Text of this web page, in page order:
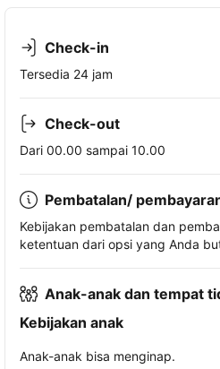
Check-in
Tersedia 24 jam
Check-out
Dari 00.00 sampai 10.00
Pembatalan/
Kebijakan pembatalan dan
ketentuan dari opsi yang Anda
Anak-anak dan tempat
Kebijakan anak
Anak-anak bisa menginap.